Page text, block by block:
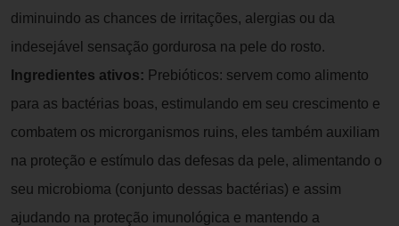
diminuindo as chances de irritações, alergias ou da
indesejável sensação gordurosa na pele do rosto.
Ingredientes ativos: Prebióticos: servem como alimento
para as bactérias boas, estimulando em seu crescimento e
combatem os microrganismos ruins, eles também auxiliam
na proteção e estímulo das defesas da pele, alimentando o
seu microbioma (conjunto dessas bactérias) e assim
ajudando na proteção imunológica e mantendo a